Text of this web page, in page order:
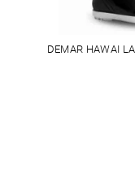
DEMAR HAWAI